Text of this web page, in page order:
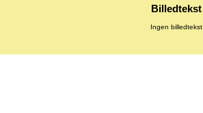
Billedtekst
Ingen billedtekst